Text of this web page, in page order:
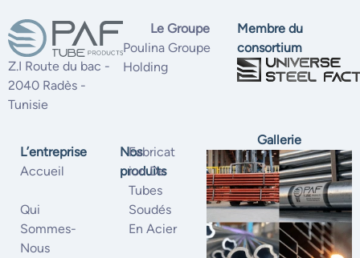
Z.I Route du bac -
2040 Radès -
Tunisie
Le Groupe
Poulina Groupe
Holding
Membre du
consortium
L’entreprise
Accueil
Qui
Sommes-
Nous
Nos
produits
Fabricat
Ion De
Tubes
Soudés
En Acier
Gallerie